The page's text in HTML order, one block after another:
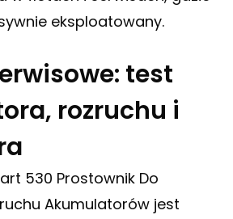
eksploatowany.
test
rozruchu i
530 Prostownik Do
Akumulatorów jest